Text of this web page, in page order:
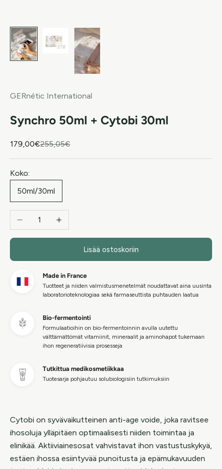
GERnétic International
Synchro 50ml + Cytobi 30ml
Alennushinta
179,00€Normaali hinta
255,05€
Koko:
50ml/30ml
Vähennä määrääLisää määrää
Lisää ostoskoriin
Made in France
Tuotteet ja niiden valmistusmenetelmät noudattavat aina uusinta
laboratorioteknologiaa sekä farmaseuttista puhtauden laatua
Bio-fermentointi
Formulaatioihin on bio-fermentoinnin avulla uutettu
välttämättömät vitamiinit, mineraalit ja aminohapot tukemaan
ihon regeneratiivisia prosesseja
Tutkittua medikosmetiikkaa
Tuotesarja pohjautuu solubiologisiin tutkimuksiin
Cytobi on syvävaikutteinen anti-age voide, joka ravitsee
ihosoluja ylläpitäen optimaalisesti niiden toimintaa ja
elinikää. Aktiiviainesosat vahvistavat ihon vastustuskykyä,
estäen ihossa esiintyvää punoitusta ja epämukavuuden